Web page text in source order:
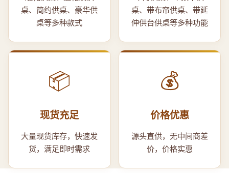
桌、简约供桌、豪华供
桌等多种款式
桌、带布帘供桌、带延
伸供台供桌等多种功能
📦
现货充足
大量现货库存，快速发
货，满足即时需求
💰
价格优惠
源头直供，无中间商差
价，价格实惠